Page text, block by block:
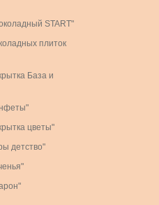
START"
плиток
База и
цветы"
детство"